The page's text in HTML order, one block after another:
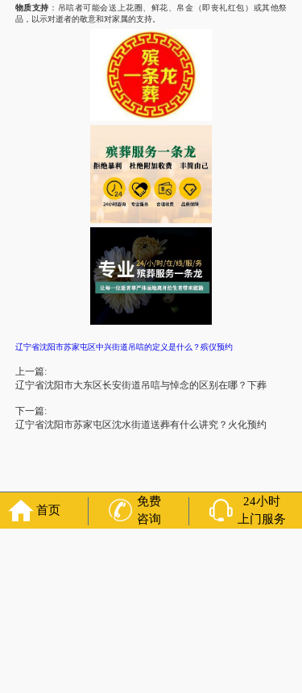
物质支持 ：吊唁者可能会送上花圈、鲜花、帛金（即丧礼红包）或其他祭
品，以示对逝者的敬意和对家属的支持。
辽宁省沈阳市苏家屯区中兴街道吊唁的定义是什么？殡仪预约
上一篇:
辽宁省沈阳市大东区长安街道吊唁与悼念的区别在哪？下葬
下一篇:
辽宁省沈阳市苏家屯区沈水街道送葬有什么讲究？火化预约
首页
免费
咨询
24小时
上门服务